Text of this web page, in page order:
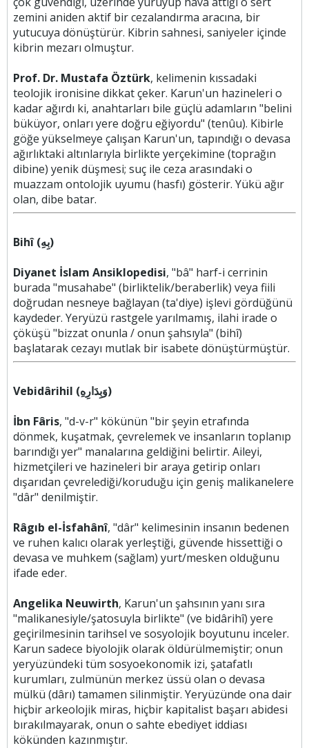
zemini aniden aktif bir cezalandırma aracına, bir
yutucuya dönüştürür. Kibrin sahnesi, saniyeler içinde
kibrin mezarı olmuştur.
Prof. Dr. Mustafa Öztürk, kelimenin kıssadaki
teolojik ironisine dikkat çeker. Karun'un hazineleri o
kadar ağırdı ki, anahtarları bile güçlü adamların "belini
büküyor, onları yere doğru eğiyordu" (tenûu). Kibirle
göğe yükselmeye çalışan Karun'un, tapındığı o devasa
ağırlıktaki altınlarıyla birlikte yerçekimine (toprağın
dibine) yenik düşmesi; suç ile ceza arasındaki o
muazzam ontolojik uyumu (hasfı) gösterir. Yükü ağır
olan, dibe batar.
Bihî (بِهِ)
Diyanet İslam Ansiklopedisi, "bâ" harf-i cerrinin
burada "musahabe" (birliktelik/beraberlik) veya fiili
doğrudan nesneye bağlayan (ta'diye) işlevi gördüğünü
kaydeder. Yeryüzü rastgele yarılmamış, ilahi irade o
çöküşü "bizzat onunla / onun şahsıyla" (bihî)
başlatarak cezayı mutlak bir isabete dönüştürmüştür.
Vebidârihil (وَبِدَارِهِ)
İbn Fâris, "d-v-r" kökünün "bir şeyin etrafında
dönmek, kuşatmak, çevrelemek ve insanların toplanıp
barındığı yer" manalarına geldiğini belirtir. Aileyi,
hizmetçileri ve hazineleri bir araya getirip onları
dışarıdan çevrelediği/koruduğu için geniş malikanelere
"dâr" denilmiştir.
Râgıb el-İsfahânî, "dâr" kelimesinin insanın bedenen
ve ruhen kalıcı olarak yerleştiği, güvende hissettiği o
devasa ve muhkem (sağlam) yurt/mesken olduğunu
ifade eder.
Angelika Neuwirth, Karun'un şahsının yanı sıra
"malikanesiyle/şatosuyla birlikte" (ve bidârihî) yere
geçirilmesinin tarihsel ve sosyolojik boyutunu inceler.
Karun sadece biyolojik olarak öldürülmemiştir; onun
yeryüzündeki tüm sosyoekonomik izi, şatafatlı
kurumları, zulmünün merkez üssü olan o devasa
mülkü (dârı) tamamen silinmiştir. Yeryüzünde ona dair
hiçbir arkeolojik miras, hiçbir kapitalist başarı abidesi
bırakılmayarak, onun o sahte ebediyet iddiası
kökünden kazınmıştır.